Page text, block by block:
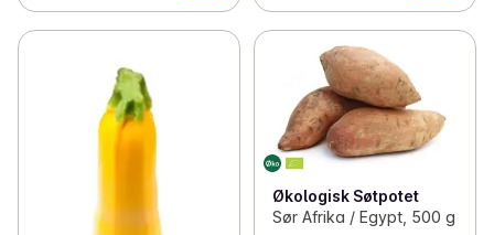
Økologisk Søtpotet
Sør Afrika / Egypt, 500 g